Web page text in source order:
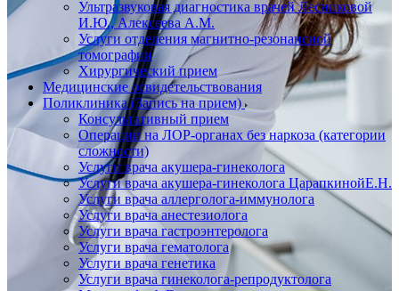
Ультразвуковая диагностика врачей Лесниковой
И.Ю., Алексеева А.М.
Услуги отделения магнитно-резонансной
томографии
Хирургический прием
Медицинские освидетельствования
Поликлиника (Запись на прием)
Консультативный прием
Операции на ЛОР-органах без наркоза (категории
сложности)
Услуги врача акушера-гинеколога
Услуги врача акушера-гинеколога ЦарапкинойЕ.Н.
Услуги врача аллерголога-иммунолога
Услуги врача анестезиолога
Услуги врача гастроэнтеролога
Услуги врача гематолога
Услуги врача генетика
Услуги врача гинеколога-репродуктолога